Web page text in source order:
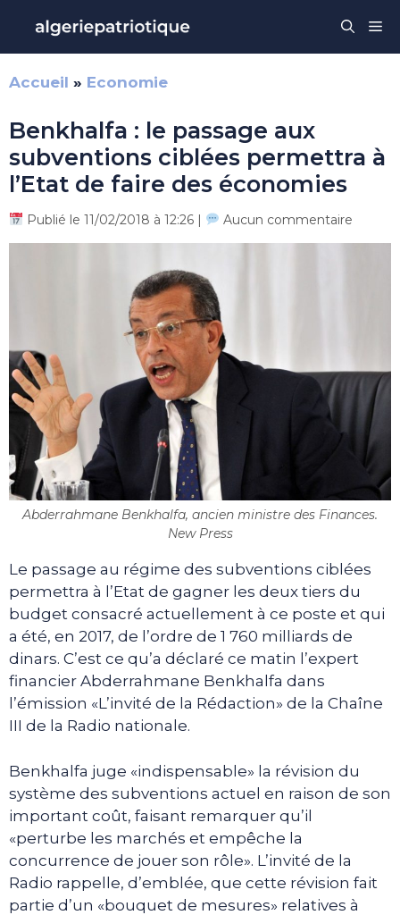
contenu
Accueil » Economie
Benkhalfa : le passage aux
subventions ciblées permettra à
l’Etat de faire des économies
Publié le 11/02/2018 à 12:26 | Aucun commentaire
Abderrahmane Benkhalfa, ancien ministre des Finances.
New Press
Le passage au régime des subventions ciblées
permettra à l’Etat de gagner les deux tiers du
budget consacré actuellement à ce poste et qui
a été, en 2017, de l’ordre de 1 760 milliards de
dinars. C’est ce qu’a déclaré ce matin l’expert
financier Abderrahmane Benkhalfa dans
l’émission «L’invité de la Rédaction» de la Chaîne
III de la Radio nationale.
Benkhalfa juge «indispensable» la révision du
système des subventions actuel en raison de son
important coût, faisant remarquer qu’il
«perturbe les marchés et empêche la
concurrence de jouer son rôle». L’invité de la
Radio rappelle, d’emblée, que cette révision fait
partie d’un «bouquet de mesures» relatives à